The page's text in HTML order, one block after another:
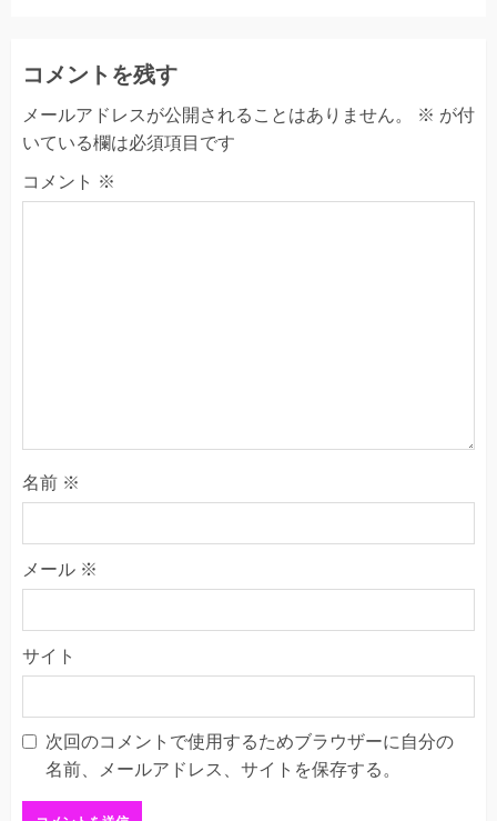
コメントを残す
メールアドレスが公開されることはありません。 ※ が付
いている欄は必須項目です
コメント ※
名前 ※
メール ※
サイト
次回のコメントで使用するためブラウザーに自分の
名前、メールアドレス、サイトを保存する。